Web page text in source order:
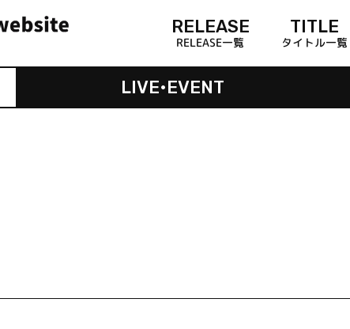
RELEASE
RELEASE一覧
TITLE
タイトル一覧
LIVE•EVENT